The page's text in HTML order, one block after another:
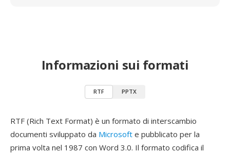
Informazioni sui formati
RTF PPTX
RTF (Rich Text Format) è un formato di interscambio
documenti sviluppato da Microsoft e pubblicato per la
prima volta nel 1987 con Word 3.0. Il formato codifica il